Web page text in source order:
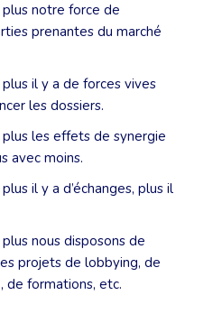
notre force de
prenantes du marché
il y a de forces vives
les dossiers.
les effets de synergie
avec moins.
il y a d’échanges, plus il
nous disposons de
projets de lobbying, de
de formations, etc.